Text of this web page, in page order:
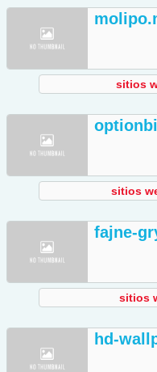
sitios
sitios
fajne-
sitios
hd-